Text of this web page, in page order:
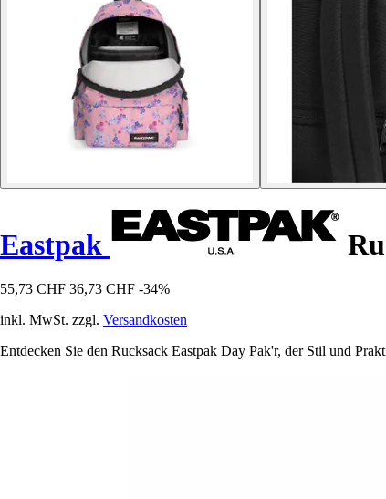
Eastpak
55,73 CHF 36,73 CHF -34%
inkl. MwSt. zzgl. Versandkosten
Entdecken Sie den Rucksack Eastpak Day Pak'r, der Stil und